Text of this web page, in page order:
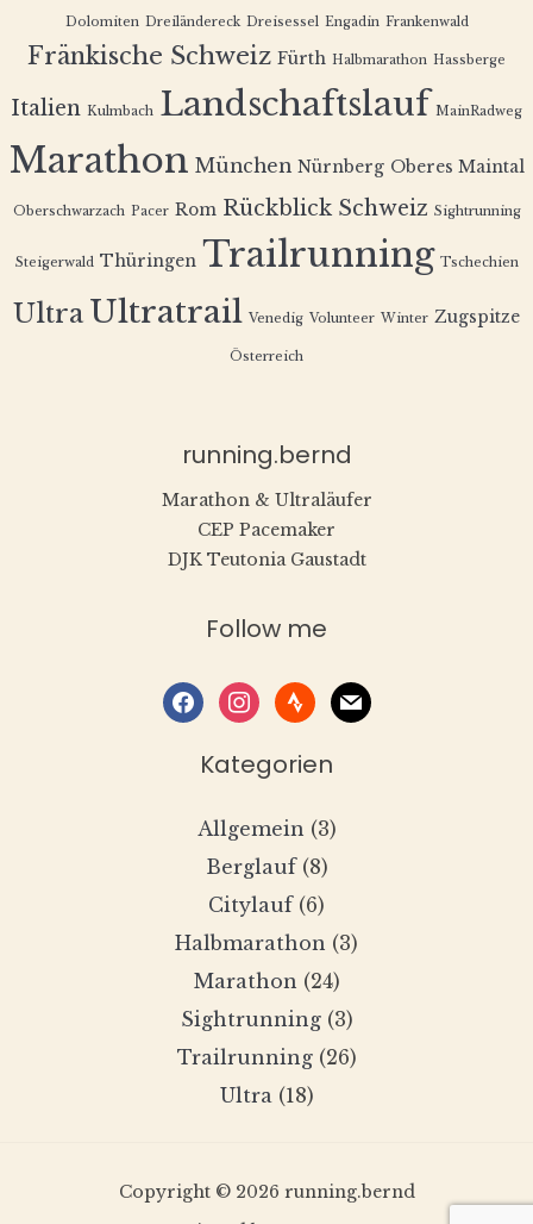
Dolomiten Dreiländereck Dreisessel Engadin Frankenwald
Fränkische Schweiz Fürth Halbmarathon Hassberge
Italien Kulmbach Landschaftslauf MainRadweg
Marathon München Nürnberg Oberes Maintal
Oberschwarzach Pacer Rom Rückblick Schweiz Sightrunning
Steigerwald Thüringen Trailrunning Tschechien
Ultra Ultratrail Venedig Volunteer Winter Zugspitze
Österreich
running.bernd
Marathon & Ultraläufer
CEP Pacemaker
DJK Teutonia Gaustadt
Follow me
facebookinstagram
stravamail
Kategorien
Allgemein (3)
Berglauf(8)
Citylauf(6)
Halbmarathon (3)
Marathon (24)
Sightrunning(3)
Trailrunning(26)
Ultra(18)
Copyright © 2026 running.bernd